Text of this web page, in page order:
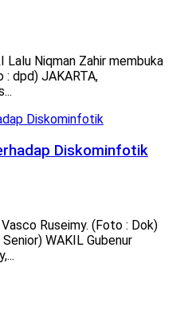
Niqman Zahir membuka
dpd) JAKARTA,
Diskominfotik
Ruseimy. (Foto : Dok)
WAKIL Gubenur